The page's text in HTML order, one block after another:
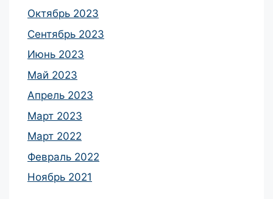
Октябрь 2023
Сентябрь 2023
Июнь 2023
Май 2023
Апрель 2023
Март 2023
Март 2022
Февраль 2022
Ноябрь 2021